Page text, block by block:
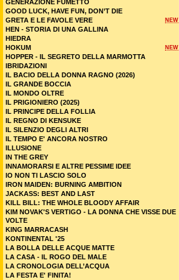
GENERAZIONE FUMETTO
GOOD LUCK, HAVE FUN, DON’T DIE
NEW
GRETA E LE FAVOLE VERE
HEN - STORIA DI UNA GALLINA
HIEDRA
NEW
HOKUM
HOPPER - IL SEGRETO DELLA MARMOTTA
IBRIDAZIONI
IL BACIO DELLA DONNA RAGNO (2026)
IL GRANDE BOCCIA
IL MONDO OLTRE
IL PRIGIONIERO (2025)
IL PRINCIPE DELLA FOLLIA
IL REGNO DI KENSUKE
IL SILENZIO DEGLI ALTRI
IL TEMPO E' ANCORA NOSTRO
ILLUSIONE
IN THE GREY
INNAMORARSI E ALTRE PESSIME IDEE
IO NON TI LASCIO SOLO
IRON MAIDEN: BURNING AMBITION
JACKASS: BEST AND LAST
KILL BILL: THE WHOLE BLOODY AFFAIR
KIM NOVAK'S VERTIGO - LA DONNA CHE VISSE DUE
VOLTE
KING MARRACASH
KONTINENTAL '25
LA BOLLA DELLE ACQUE MATTE
LA CASA - IL ROGO DEL MALE
LA CRONOLOGIA DELL’ACQUA
LA FESTA E' FINITA!